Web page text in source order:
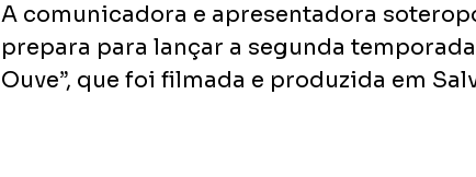
A comunicadora e apresentadora
prepara para lançar a segunda
Ouve”, que foi filmada e produzida em